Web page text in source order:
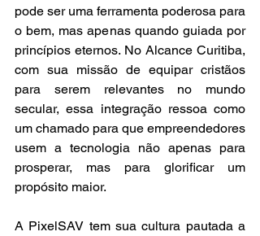
pode ser uma ferramenta poderosa para
o bem, mas apenas quando guiada por
princípios eternos. No Alcance Curitiba,
com sua missão de equipar cristãos
para serem relevantes no mundo
secular, essa integração ressoa como
um chamado para que empreendedores
usem a tecnologia não apenas para
prosperar, mas para glorificar um
propósito maior.
A PixelSAV tem sua cultura pautada a